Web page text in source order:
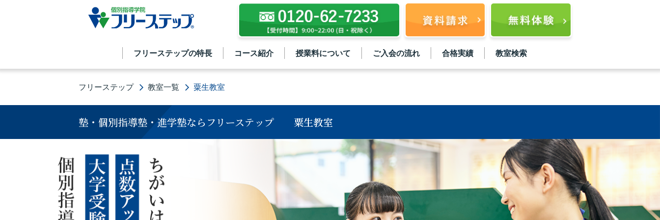
フリーステップの特長 コース紹介 授業料について ご入会の流れ 合格実績 教室検索
フリーステップ 教室一覧 粟生教室
塾・個別指導塾・進学塾ならフリーステップ 粟生教室